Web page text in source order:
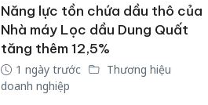
Năng lực tồn chứa dầu thô của
Nhà máy Lọc dầu Dung Quất
tăng thêm 12,5%
1 ngày trước
Thương hiệu
doanh nghiệp